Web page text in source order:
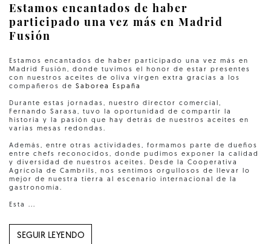
Estamos encantados de haber
participado una vez más en Madrid
Fusión
Estamos encantados de haber participado una vez más en
Madrid Fusión, donde tuvimos el honor de estar presentes
con nuestros aceites de oliva virgen extra gracias a los
compañeros de Saborea España
Durante estas jornadas, nuestro director comercial,
Fernando Sarasa, tuvo la oportunidad de compartir la
historia y la pasión que hay detrás de nuestros aceites en
varias mesas redondas.
Además, entre otras actividades, formamos parte de dueños
entre chefs reconocidos, donde pudimos exponer la calidad
y diversidad de nuestros aceites. Desde la Cooperativa
Agrícola de Cambrils, nos sentimos orgullosos de llevar lo
mejor de nuestra tierra al escenario internacional de la
gastronomía.
Esta ...
SEGUIR LEYENDO